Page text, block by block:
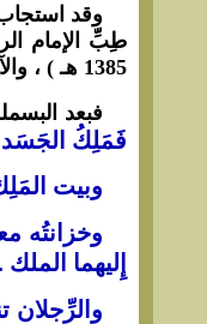
وقد
طِبِّ الإمام
1385 هـ ) ، والآتي نَصُّ من بعض هذه الرسالة :
فبعد
فَمَلِكُ الجَسَد
وبيت
وخزانتُه
إِليهما الملك .
والرِّجلان